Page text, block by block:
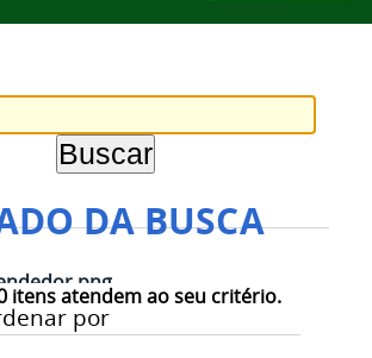
DA BUSCA
itens atendem ao seu critério.
por
09/2016 11h09